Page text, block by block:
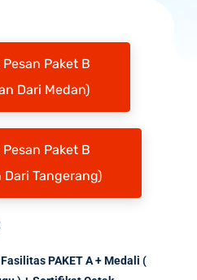
Paket B
Dari Medan)
Paket B
Dari Tangerang)
PAKET A + Medali (